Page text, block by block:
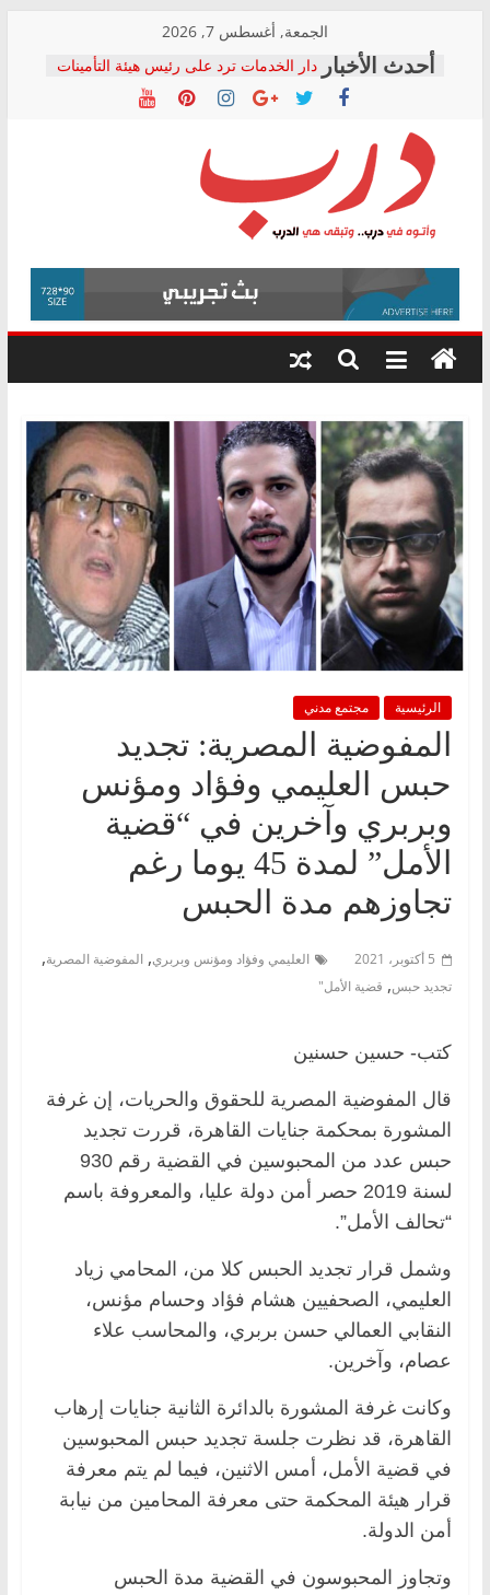
content
الجمعة, أغسطس 7, 2026
دار الخدمات ترد على رئيس هيئة التأمينات
بعد مؤتمره الصحفي: إنكار الأزمة لا ينهي
معاناة أصحاب المعاشات.. ونطالب بكشف
فرحات سليمان يكتب: القطاع الصحي إلى
أين؟
حزب التحالف الشعبي يطلق لجنة “الحق
في الصحة” بالإسكندرية لرصد الانتهاكات
ودعم المرضى
الوزاري لمدينة الصحفيين.. وانتهاء أعمال
إنشاء المبنى الإداري
المجلس القومي لحقوق الإنسان يعلن
متابعة قضية الدكتور محمد زهران.. ويؤكد:
قرينة البراءة وضمانات المحاكمة العادلة
درب
وأتوه
درب..
وتبقى
هي
الرئيسية مجتمع مدني
المفوضية المصرية: تجديد
حبس العليمي وفؤاد ومؤنس
وبربري وآخرين في “قضية
الأمل” لمدة 45 يوما رغم
تجاوزهم مدة الحبس
5 أكتوبر، 2021 العليمي وفؤاد ومؤنس وبربري, المفوضية المصرية,
تجديد حبس, قضية الأمل"
كتب- حسين حسنين
قال المفوضية المصرية للحقوق والحريات، إن غرفة
المشورة بمحكمة جنايات القاهرة، قررت تجديد
حبس عدد من المحبوسين في القضية رقم 930
لسنة 2019 حصر أمن دولة عليا، والمعروفة باسم
“تحالف الأمل”.
وشمل قرار تجديد الحبس كلا من، المحامي زياد
العليمي، الصحفيين هشام فؤاد وحسام مؤنس،
النقابي العمالي حسن بربري، والمحاسب علاء
عصام، وآخرين.
وكانت غرفة المشورة بالدائرة الثانية جنايات إرهاب
القاهرة، قد نظرت جلسة تجديد حبس المحبوسين
في قضية الأمل، أمس الاثنين، فيما لم يتم معرفة
قرار هيئة المحكمة حتى معرفة المحامين من نيابة
أمن الدولة.
وتجاوز المحبوسون في القضية مدة الحبس